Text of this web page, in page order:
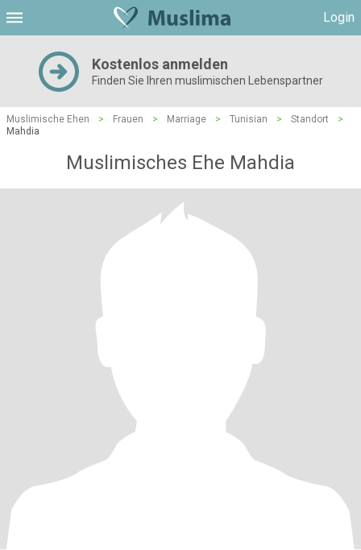
Login
Kostenlos anmelden
Finden Sie Ihren muslimischen Lebenspartner
Muslimische Ehen > Frauen > Marriage > Tunisian > Standort
>
Mahdia
Muslimisches Ehe Mahdia